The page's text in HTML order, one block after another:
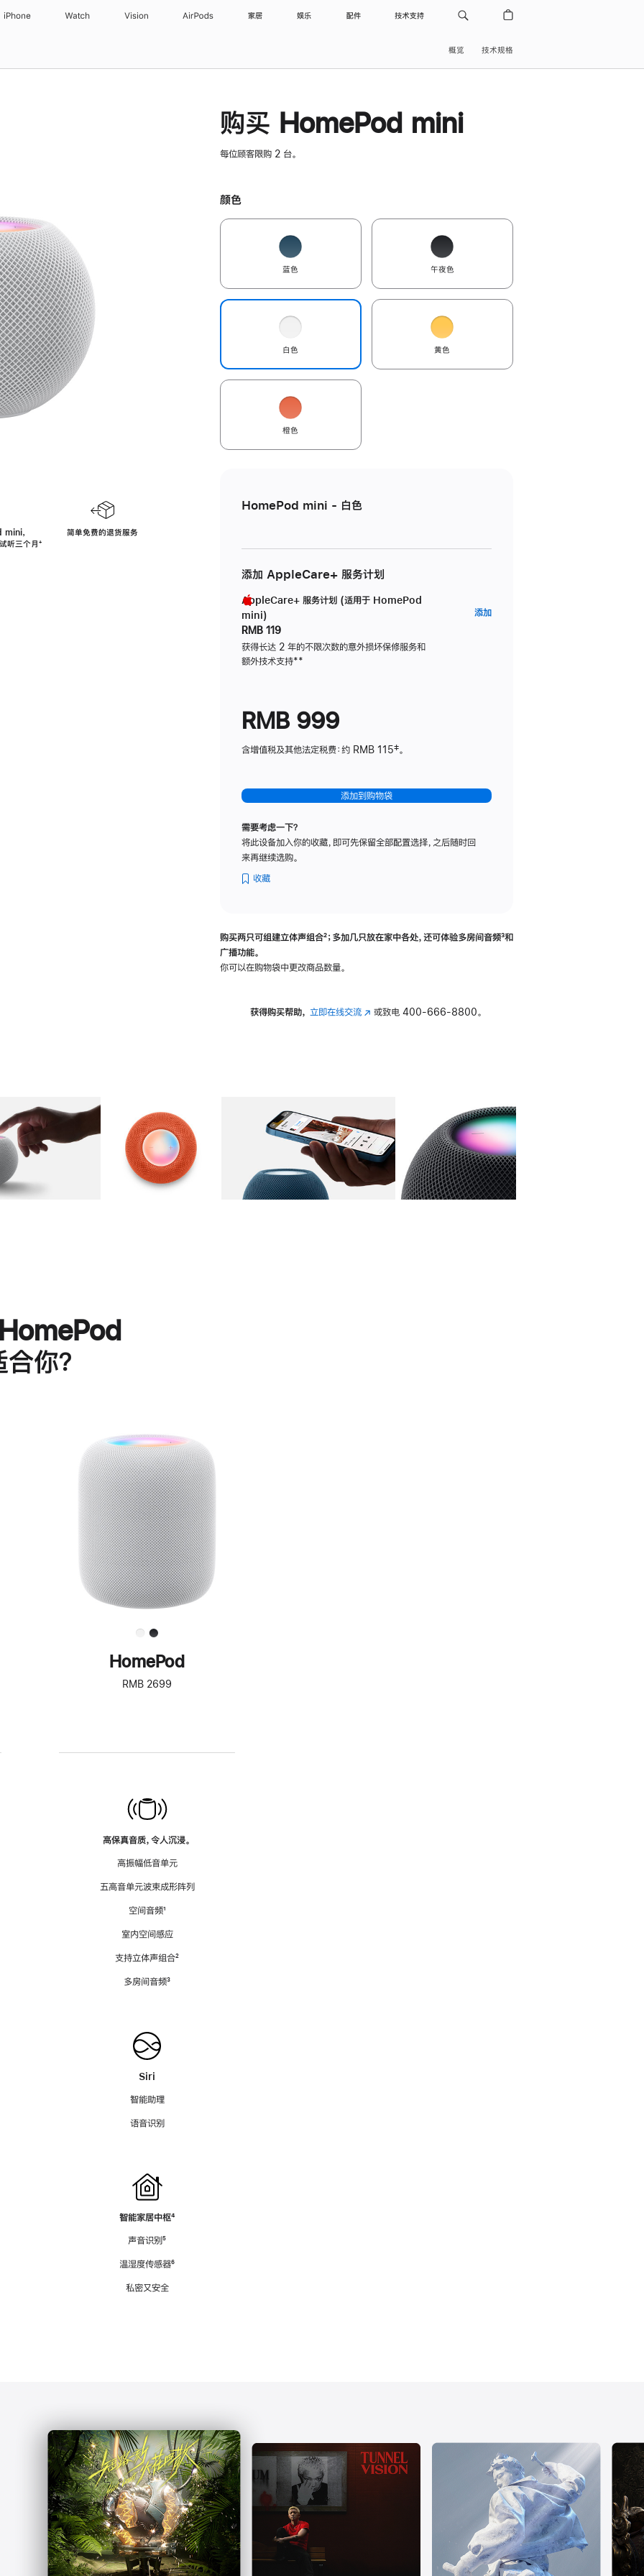
iPhone Watch Vision AirPods 家居 娱乐 配件 技术支持
概览 技术规格
，
听三个月脚
⁺
简单免费的退货服务
购买 HomePod mini
每位顾客限购 2 台。
颜色
蓝色 午夜色
白色 黄色
橙色
HomePod mini - 白色
添加 AppleCare+ 服务计划
AppleCare+ 服务计划 (适用于 HomePod
mini)
RMB 119
获得长达 2 年的不限次数的意外损坏保修服务和
额外技术支持脚
**
添加AppleCare+
RMB 999
含增值税及其他法定税费：约 RMB 115‡。
添加到购物袋
需要考虑一下？
将此设备加入你的收藏，即可先保留全部配置选择，之后随时回
来再继续选购。
收藏
购买两只可组建立体声组合脚
²；多加几只放在家中各处，还可体验多‍房‍间音频脚
³和
广播功能。
你可以在购物袋中更改商品数量。
获得购买帮助， 立即在线交流(在 或致电 400-666-8800。
图库 图像 图库 图像 图库 图像 4 图库 图像 5
你？
进
一
步
了
解
HomePod<
HomePod
RMB 2699
高保真音质，令人沉浸。
高振幅低音单元
五高音单元波束成形阵列
空间音频脚
¹
室内空间感应
支持立体声组合脚
²
多房间音频脚
³
Siri
智能助理
语音识别
智能家居中枢脚
⁴
声音识别脚
⁵
温湿度传感器脚
⁶
私密又安全